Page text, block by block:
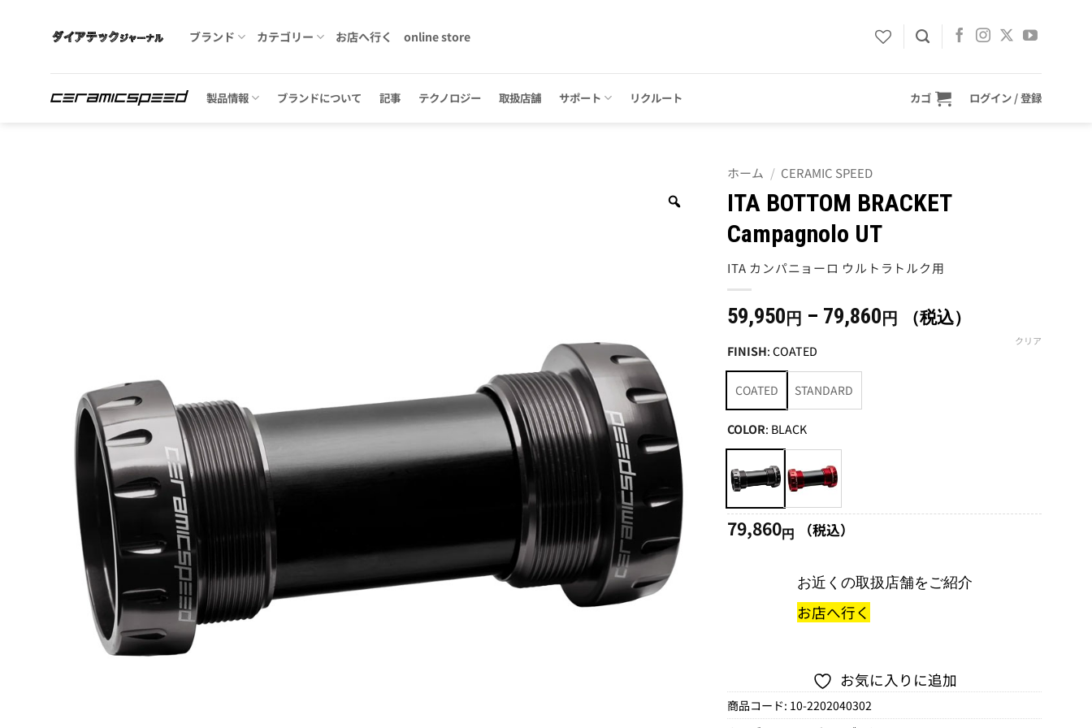
ブランド カテゴリー お店へ行く online store
製品情報 ブランドについて 記事 テクノロジー 取扱店舗 サポート リクルート カゴ ログイン / 登録
ホーム / CERAMIC SPEED
ITA BOTTOM BRACKET
Campagnolo UT
ITA カンパニョーロ ウルトラトルク用
59,950 円 – 79,860 円
価（税込）
FINISH:COATED
COATED STANDARD
COLOR: BLACK
クリア
79,860円 （税込）
お近くの取扱店舗をご紹介
お店へ行く
お気に入りに追加
商品コード: 10-2202040302